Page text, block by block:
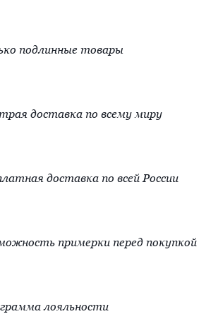
подлинные товары
доставка по всему миру
доставка по всей России
примерки перед покупкой
лояльности